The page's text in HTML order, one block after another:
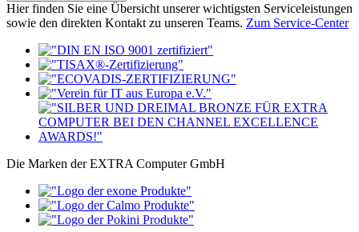
Hier finden Sie eine Übersicht unserer wichtigsten Serviceleistungen
sowie den direkten Kontakt zu unseren Teams. Zum Service-Center
Die Marken der EXTRA Computer GmbH